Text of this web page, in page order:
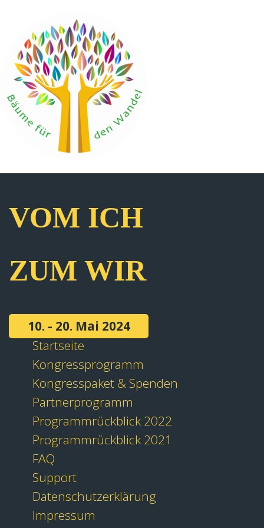
VOM ICH
ZUM WIR
10. - 20. Mai 2024
Startseite
Kongressprogramm
Kongresspaket & Spenden
Partnerprogramm
Programmrückblick 2022
Programmrückblick 2021
FAQ
Support
Datenschutzerklärung
Impressum